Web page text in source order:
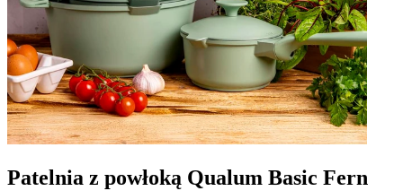
Patelnia z powłoką Qualum Basic Fern